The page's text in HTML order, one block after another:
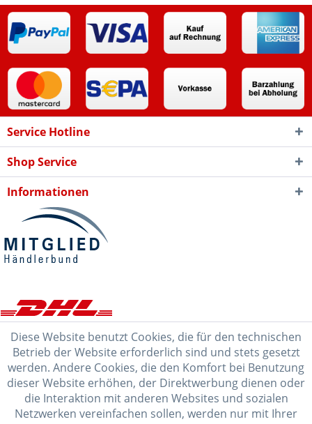
Service Hotline
Shop Service
Informationen
Diese Website benutzt Cookies, die für den technischen
Betrieb der Website erforderlich sind und stets gesetzt
werden. Andere Cookies, die den Komfort bei Benutzung
dieser Website erhöhen, der Direktwerbung dienen oder
die Interaktion mit anderen Websites und sozialen
Netzwerken vereinfachen sollen, werden nur mit Ihrer